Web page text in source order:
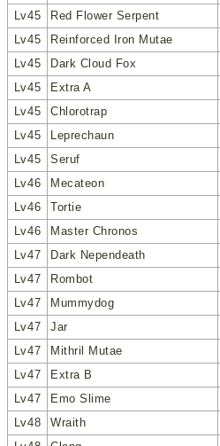
Lv45
Red Flower Serpent
Lv45
Reinforced Iron Mutae
Lv45
Dark Cloud Fox
Lv45
Extra A
Lv45
Chlorotrap
Lv45
Leprechaun
Lv45
Seruf
Lv46
Mecateon
Lv46
Tortie
Lv46
Master Chronos
Lv47
Dark Nependeath
Lv47
Rombot
Lv47
Mummydog
Lv47
Jar
Lv47
Mithril Mutae
Lv47
Extra B
Lv47
Emo Slime
Lv48
Wraith